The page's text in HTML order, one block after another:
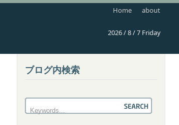
Home about
2026 / 8 / 7 Friday
ブログ内検索